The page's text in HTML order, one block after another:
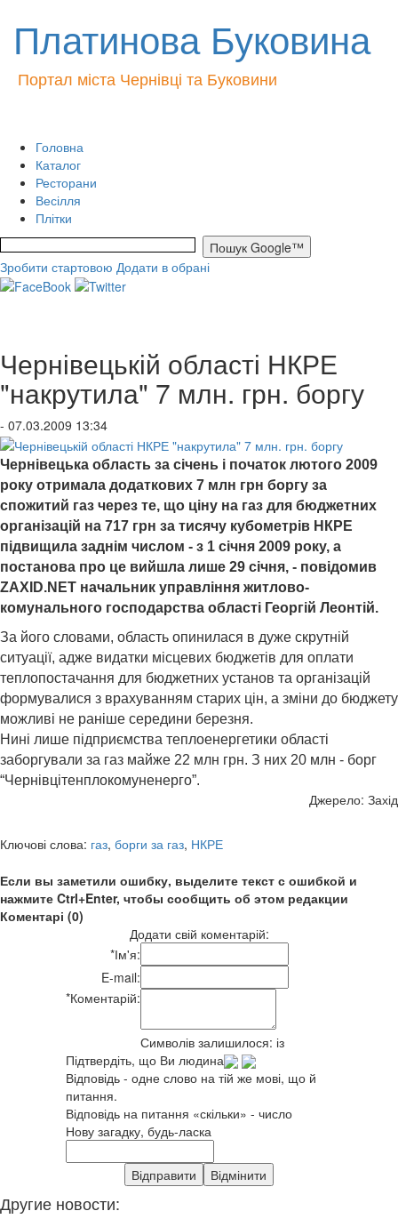
Платинова Буковина
Портал міста Чернівці та Буковини
Головна
Каталог
Ресторани
Весілля
Плітки
Зробити стартовою Додати в обрані
Чернівецькій області НКРЕ
"накрутила" 7 млн. грн. боргу
- 07.03.2009 13:34
Чернівецька область за січень і початок лютого 2009
року отримала додаткових 7 млн грн боргу за
спожитий газ через те, що ціну на газ для бюджетних
організацій на 717 грн за тисячу кубометрів НКРЕ
підвищила заднім числом - з 1 січня 2009 року, а
постанова про це вийшла лише 29 січня, - повідомив
ZAXID.NET начальник управління житлово-
комунального господарства області Георгій Леонтій.
За його словами, область опинилася в дуже скрутній
ситуації, адже видатки місцевих бюджетів для оплати
теплопостачання для бюджетних установ та організацій
формувалися з врахуванням старих цін, а зміни до бюджету
можливі не раніше середини березня.
Нині лише підприємства теплоенергетики області
заборгували за газ майже 22 млн грн. З них 20 млн - борг
“Чернівцітенплокомуненерго”.
Джерело: Захід
Ключові слова: газ, борги за газ, НКРЕ
Если вы заметили ошибку, выделите текст с ошибкой и
нажмите Ctrl+Enter, чтобы сообщить об этом редакции
Коментарі (0)
Додати свій коментарій:
*Ім'я:
E-mail:
*Коментарій:
Символів залишилося: із
Підтвердіть, що Ви людина
Відповідь - одне слово на тій же мові, що й
питання.
Відповідь на питання «скільки» - число
Нову загадку, будь-ласка
Другие новости: